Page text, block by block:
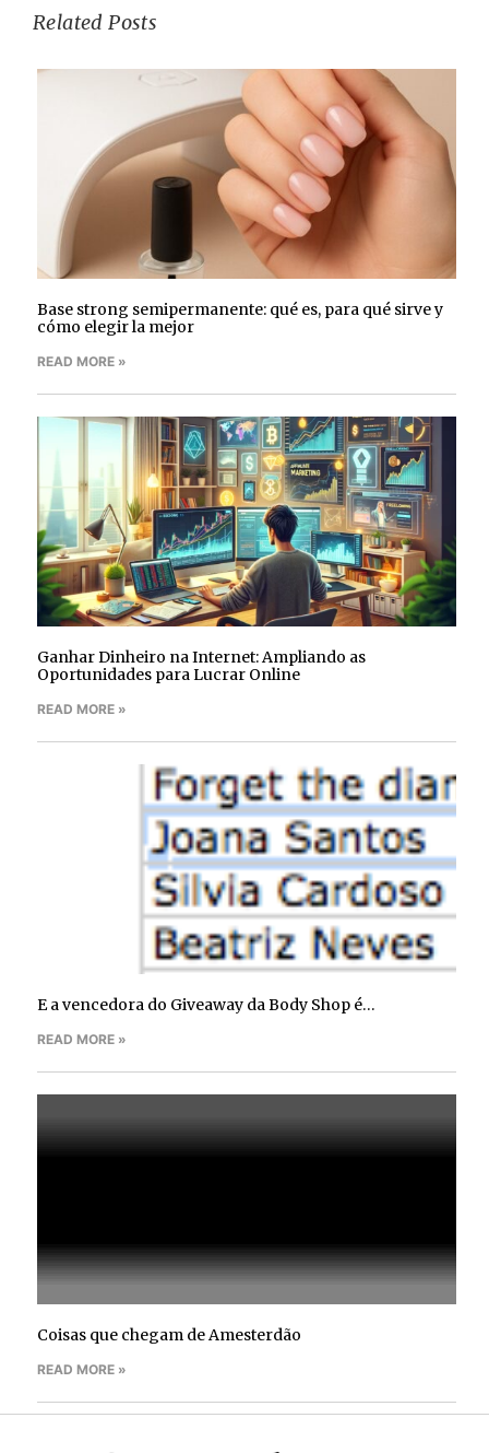
Related Posts
Base strong semipermanente: qué es, para qué sirve y
cómo elegir la mejor
READ MORE »
Ganhar Dinheiro na Internet: Ampliando as
Oportunidades para Lucrar Online
READ MORE »
E a vencedora do Giveaway da Body Shop é…
READ MORE »
Coisas que chegam de Amesterdão
READ MORE »